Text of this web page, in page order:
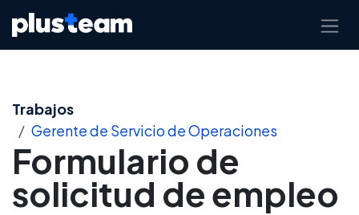
Ir al contenido
Trabajos
Gerente de Servicio de Operaciones
Formulario de
solicitud de empleo